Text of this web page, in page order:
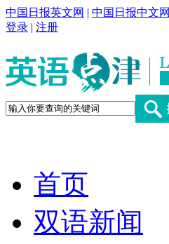
中国日报英文网 | 中国日报中文网
登录 | 注册
首页
双语新闻